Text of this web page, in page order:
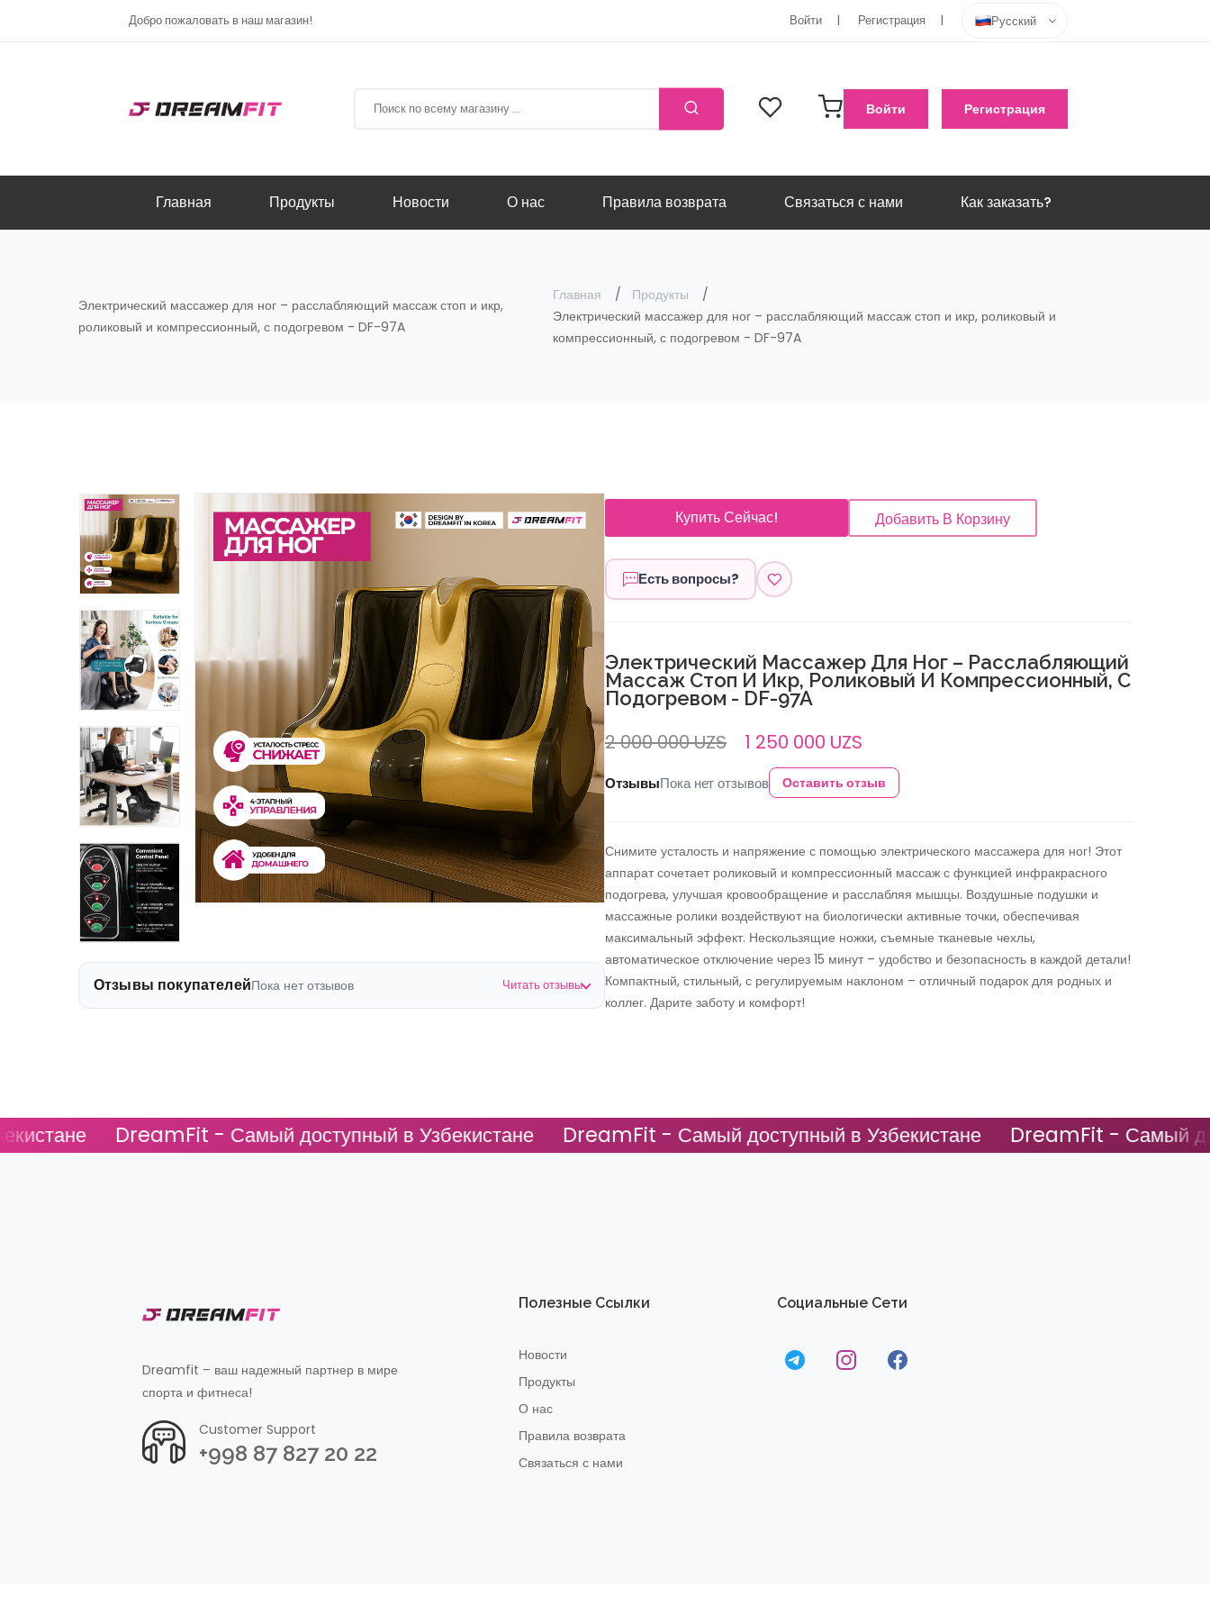
Добро пожаловать в наш магазин! Войти Регистрация Русский
Войти Регистрация
Главная Продукты Новости О нас Правила возврата Связаться с нами Как заказать?
Электрический массажер для ног – расслабляющий массаж стоп и икр,
роликовый и компрессионный, с подогревом - DF-97A
Главная
Продукты
Электрический массажер для ног – расслабляющий массаж стоп и икр, роликовый и
компрессионный, с подогревом - DF-97A
Отзывы покупателейПока нет отзывов Читать отзывы
Купить Сейчас! Добавить В Корзину
Есть вопросы?
Электрический Массажер Для Ног – Расслабляющий
Массаж Стоп И Икр, Роликовый И Компрессионный, С
Подогревом - DF-97A
2 000 000 UZS 1 250 000 UZS
ОтзывыПока нет отзывов Оставить отзыв
Снимите усталость и напряжение с помощью электрического массажера для ног! Этот
аппарат сочетает роликовый и компрессионный массаж с функцией инфракрасного
подогрева, улучшая кровообращение и расслабляя мышцы. Воздушные подушки и
массажные ролики воздействуют на биологически активные точки, обеспечивая
максимальный эффект. Нескользящие ножки, съемные тканевые чехлы,
автоматическое отключение через 15 минут – удобство и безопасность в каждой детали!
Компактный, стильный, с регулируемым наклоном – отличный подарок для родных и
коллег. Дарите заботу и комфорт!
DreamFit - Самый доступный в Узбекистане DreamFit - Самый доступный в Узбекистане DreamFit - Самый
Dreamfit – ваш надежный партнер в мире
спорта и фитнеса!
Customer Support
+998 87 827 20 22
Полезные Ссылки
Новости
Продукты
О нас
Правила возврата
Связаться с нами
Социальные Сети